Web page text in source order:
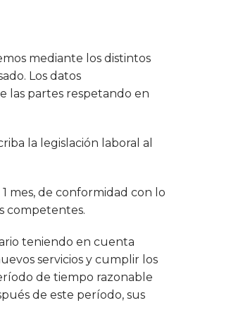
mediante los distintos
Los datos
las partes respetando en
la legislación laboral al
mes, de conformidad con lo
competentes.
teniendo en cuenta
servicios y cumplir los
de tiempo razonable
de este período, sus